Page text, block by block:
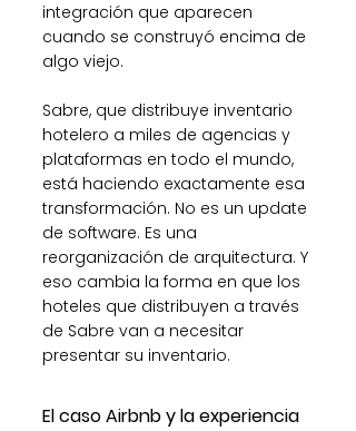
integración que aparecen
cuando se construyó encima de
algo viejo.
Sabre, que distribuye inventario
hotelero a miles de agencias y
plataformas en todo el mundo,
está haciendo exactamente esa
transformación. No es un update
de software. Es una
reorganización de arquitectura. Y
eso cambia la forma en que los
hoteles que distribuyen a través
de Sabre van a necesitar
presentar su inventario.
El caso Airbnb y la experiencia